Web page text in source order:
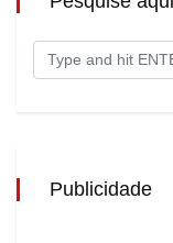
Publicidade